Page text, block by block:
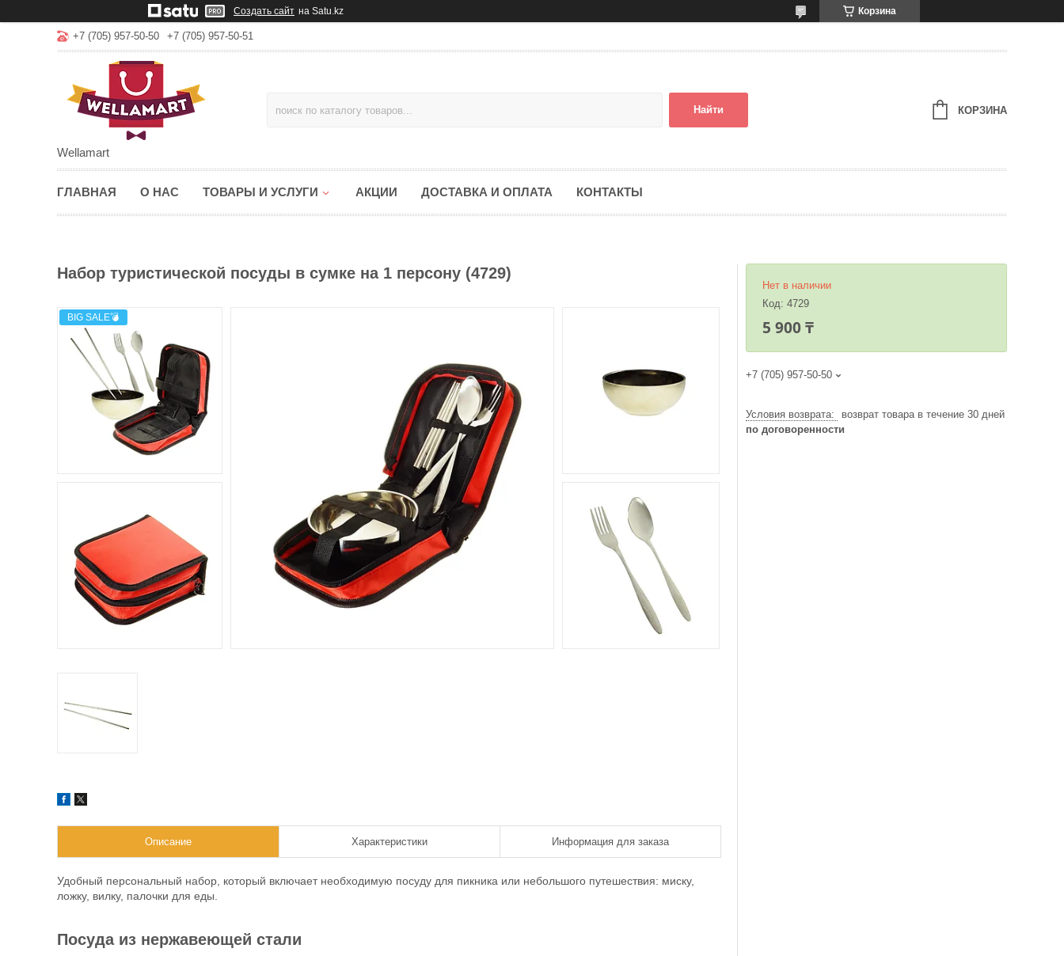
Создать сайт на Satu.kz Корзина
+7 (705) 957-50-50 +7 (705) 957-50-51
Wellamart
Найти КОРЗИНА
ГЛАВНАЯ О НАС ТОВАРЫ И УСЛУГИ АКЦИИ ДОСТАВКА И ОПЛАТА КОНТАКТЫ
Набор туристической посуды в сумке на 1 персону (4729)
BIG SALE💣
Описание Характеристики Информация для заказа
Удобный персональный набор, который включает необходимую посуду для пикника или небольшого путешествия: миску,
ложку, вилку, палочки для еды.
Посуда из нержавеющей стали
Нет в наличии
Код: 4729
5 900 ₸
+7 (705) 957-50-50
возврат товара в течение 30 дней
по договоренности